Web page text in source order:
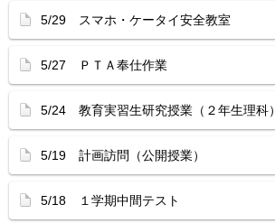
5/29 スマホ・ケータイ安全教室
5/27 ＰＴＡ奉仕作業
5/24 教育実習生研究授業（２年生理科）
5/19 計画訪問（公開授業）
5/18 １学期中間テスト